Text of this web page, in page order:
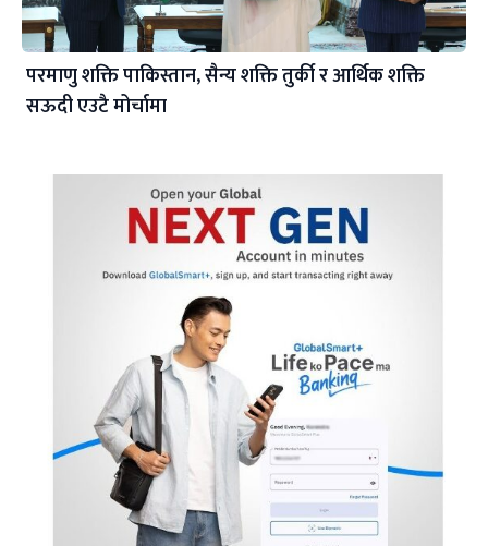
परमाणु शक्ति पाकिस्तान, सैन्य शक्ति तुर्की र आर्थिक शक्ति
सऊदी एउटै मोर्चामा